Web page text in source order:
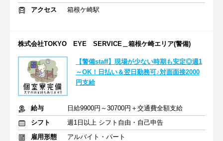
アクセス
箱根ケ崎駅
株式会社TOKYO EYE SERVICE＿箱根ケ崎エリア(警備)
【警備staff】現場が少ない時期も安定◎週1
～OK！日払い＆翌日勤務可♪対面面接2000
円支給
給与
日給9900円～30700円＋交通費全額支給
シフト
週1日以上 シフト自由・自己申告
雇用形態
アルバイト・パート